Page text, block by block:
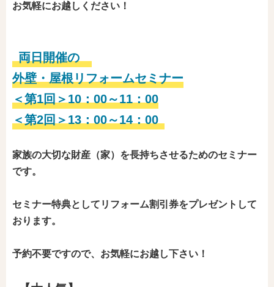
お気軽にお越しください！
両日開催の
外壁・屋根リフォームセミナー
＜第1回＞10：00～11：00
＜第2回＞13：00～14：00
家族の大切な財産（家）を長持ちさせるためのセミナー
です。
セミナー特典としてリフォーム割引券をプレゼントして
おります。
予約不要ですので、お気軽にお越し下さい！